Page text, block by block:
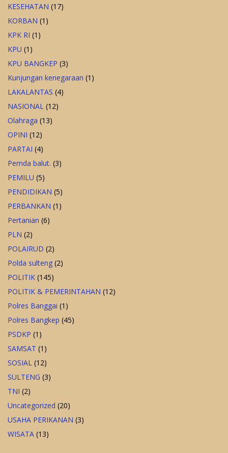
KESEHATAN (17)
KORBAN (1)
KPK RI (1)
KPU (1)
KPU BANGKEP (3)
Kunjungan kenegaraan (1)
LAKALANTAS (4)
NASIONAL (12)
Olahraga (13)
OPINI (12)
PARTAI (4)
Pemda balut. (3)
PEMILU (5)
PENDIDIKAN (5)
PERBANKAN (1)
Pertanian (6)
PLN (2)
POLAIRUD (2)
Polda sulteng (2)
POLITIK (145)
POLITIK & PEMERINTAHAN (12)
Polres Banggai (1)
Polres Bangkep (45)
PSDKP (1)
SAMSAT (1)
SOSIAL (12)
SULTENG (3)
TNI (2)
Uncategorized (20)
USAHA PERIKANAN (3)
WISATA (13)